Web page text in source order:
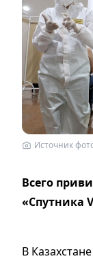
Источник
Всего
«Спутника
В